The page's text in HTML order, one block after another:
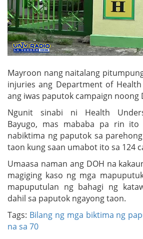
Mayroon nang naitalang
injuries ang Department of
ang iwas paputok campaign noong
Ngunit sinabi ni Health
Bayugo, mas mababa pa rin
nabiktima ng paputok sa
taon kung saan umabot ito sa 124
Umaasa naman ang DOH na
magiging kaso ng mga
mapuputulan ng bahagi ng
dahil sa paputok ngayong taon.
Tags: Bilang ng mga biktima ng
na sa 70